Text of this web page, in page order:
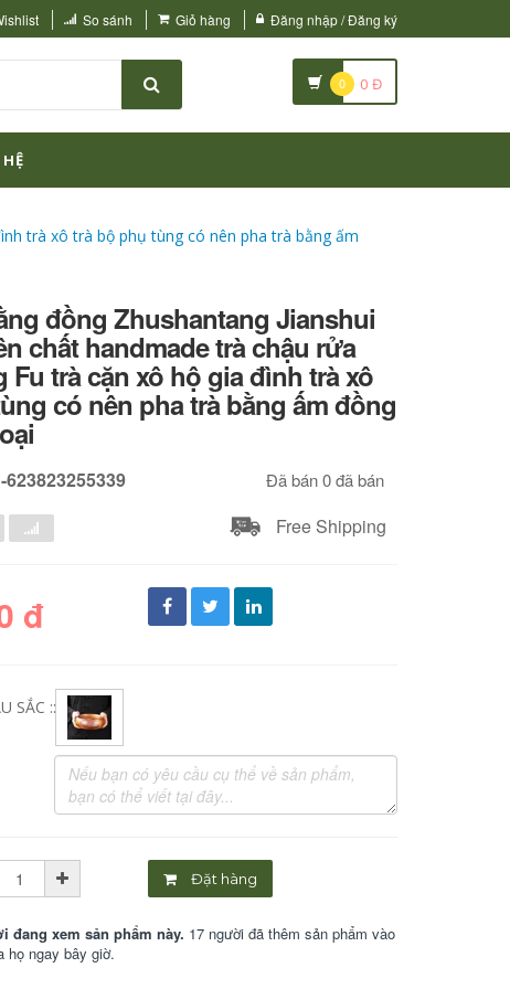
So sánh Giỏ hàng Đăng nhập / Đăng ký
0 0 Đ
HỆ
trà xô trà bộ phụ tùng có nên pha trà bằng ấm
đồng Zhushantang Jianshui
chất handmade trà chậu rửa
Fu trà cặn xô hộ gia đình trà xô
có nên pha trà bằng ấm đồng
623823255339 Đã bán 0 đã bán
Free Shipping
đ
SẮC ::
Đặt hàng
đang xem sản phẩm này. 17 người đã thêm sản phẩm vào
họ ngay bây giờ.